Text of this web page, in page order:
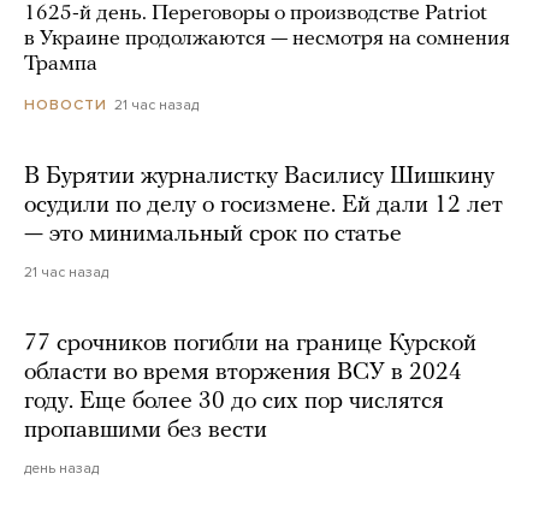
1625-й день. Переговоры о производстве Patriot
в Украине продолжаются — несмотря на сомнения
Трампа
НОВОСТИ 21 час назад
В Бурятии журналистку Василису Шишкину
осудили по делу о госизмене. Ей дали 12 лет
— это минимальный срок по статье
21 час назад
77 срочников погибли на границе Курской
области во время вторжения ВСУ в 2024
году. Еще более 30 до сих пор числятся
пропавшими без вести
день назад